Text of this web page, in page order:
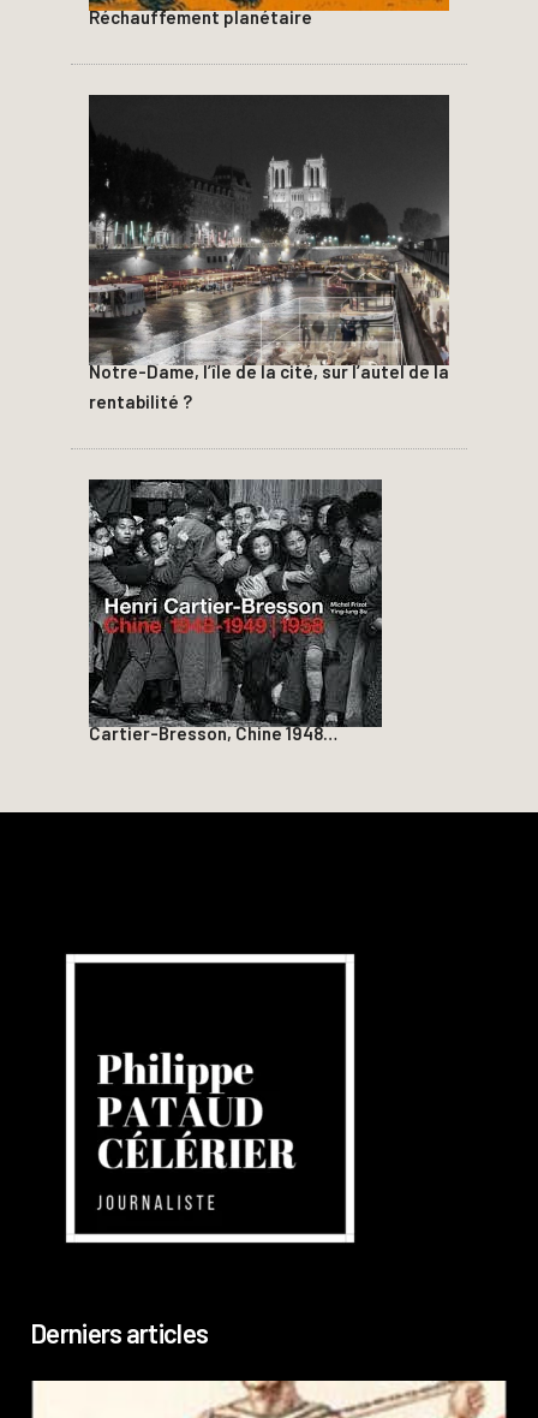
Réchauffement planétaire
Notre-Dame, l’île de la cité, sur l’autel de la
rentabilité ?
Cartier-Bresson, Chine 1948…
Derniers articles